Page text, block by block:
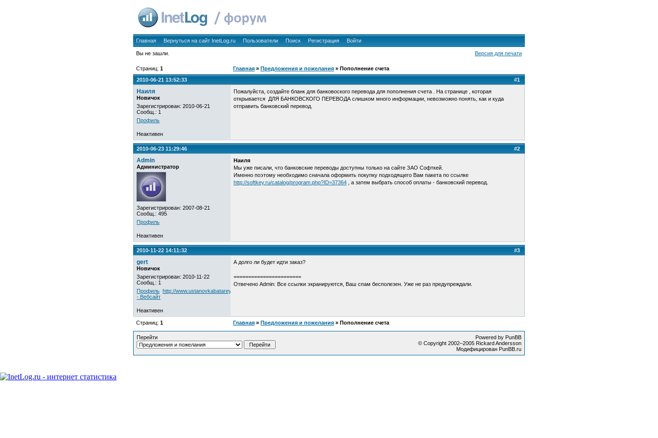
Главная Вернуться на сайт InetLog.ru Пользователи Поиск Регистрация Войти
Вы не зашли. Версия для печати
Страниц: 1 Главная » Предложения и пожелания » Пополнение счета
#1
2010-06-21 13:52:33
Наиля
Новичок
Зарегистрирован: 2010-06-21
Сообщ.: 1
Профиль
Пожалуйста, создайте бланк для банковоского перевода для пополнения счета . На странице , которая
открывается ДЛЯ БАНКОВСКОГО ПЕРЕВОДА слишком много информации, невозможно понять, как и куда
отправить банковский перевод.
Неактивен
#2
2010-06-23 11:29:46
Admin
Администратор
Зарегистрирован: 2007-08-21
Сообщ.: 495
Профиль
Наиля
Мы уже писали, что банковские переводы доступны только на сайте ЗАО Софткей.
Именно поэтому необходимо сначала оформить покупку подходящего Вам пакета по ссылке
http://softkey.ru/catalog/program.php?ID=37364 , а затем выбрать способ оплаты - банковский перевод.
Неактивен
#3
2010-11-22 14:11:32
gert
Новичок
Зарегистрирован: 2010-11-22
Сообщ.: 1
Профиль http://www.ustanovkabatarey.ru
- Вебсайт
А долго ли будет идти заказ?
=======================
Отвечено Admin: Все ссылки экранируются, Ваш спам бесполезен. Уже не раз предупреждали.
Неактивен
Страниц: 1 Главная » Предложения и пожелания » Пополнение счета
Перейти
Powered by PunBB
© Copyright 2002–2005 Rickard Andersson
Модифицирован PunBB.ru